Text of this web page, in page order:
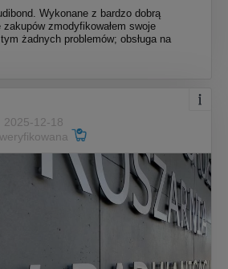
Wykonane z bardzo dobrą
zmodyfikowałem swoje
żadnych problemów; obsługa na
2025-12-18